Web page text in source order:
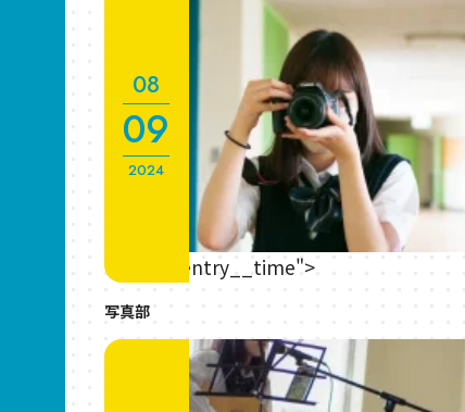
2024
08
09
" class="entry__time">
写真部